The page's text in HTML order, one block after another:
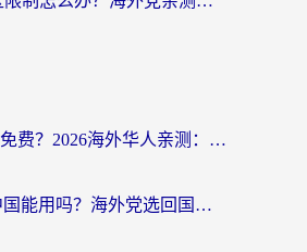
Mac翻墙回国免费？2026海外华人亲测：从CCTV5直播到国内APP，这样选加速器才靠谱
Proton VPN中国能用吗？海外党选回国加速器的避坑指南（附番茄加速器实测）